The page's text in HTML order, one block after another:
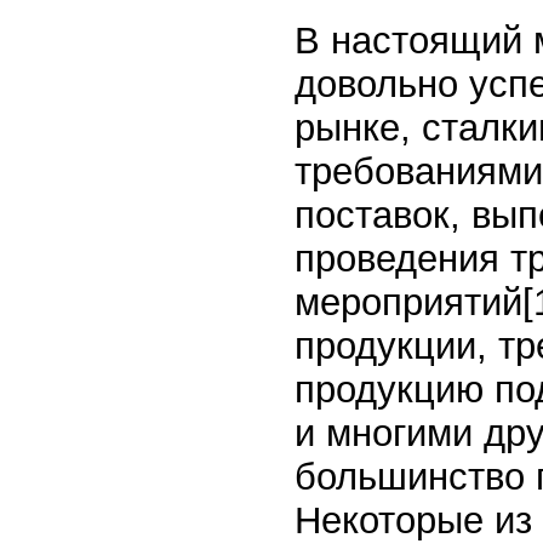
В настоящий
довольно
рынке,
поставок,
проведения
мероприятий
продукции,
продукцию
и многими
большинство
Некоторые